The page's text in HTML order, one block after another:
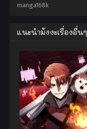
manga168k
แนะนำมังงะเรื่องอื่นๆ